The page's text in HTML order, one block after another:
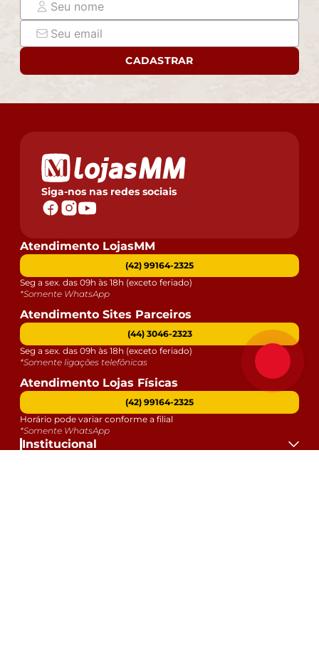
CADASTRAR
Siga-nos nas redes sociais
Institucional
Atendimento LojasMM
(42) 99164-2325
Seg a sex. das 09h às 18h (exceto feriado)
*Somente WhatsApp
Atendimento Sites Parceiros
(44) 3046-2323
Seg a sex. das 09h às 18h (exceto feriado)
*Somente ligações telefônicas
Atendimento Lojas Físicas
(42) 99164-2325
Horário pode variar conforme a filial
*Somente WhatsApp